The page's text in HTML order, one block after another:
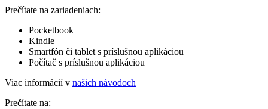
Prečítate na zariadeniach:
Pocketbook
Kindle
Smartfón či tablet s príslušnou aplikáciou
Počítač s príslušnou aplikáciou
Viac informácií v našich návodoch
Prečítate na: